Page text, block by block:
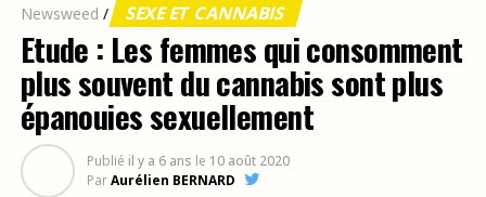
Newsweed / SEXE ET CANNABIS
Etude : Les femmes qui consomment
plus souvent du cannabis sont plus
épanouies sexuellement
Publié il y a 6 ans le 10 août 2020
ParAurélien BERNARD